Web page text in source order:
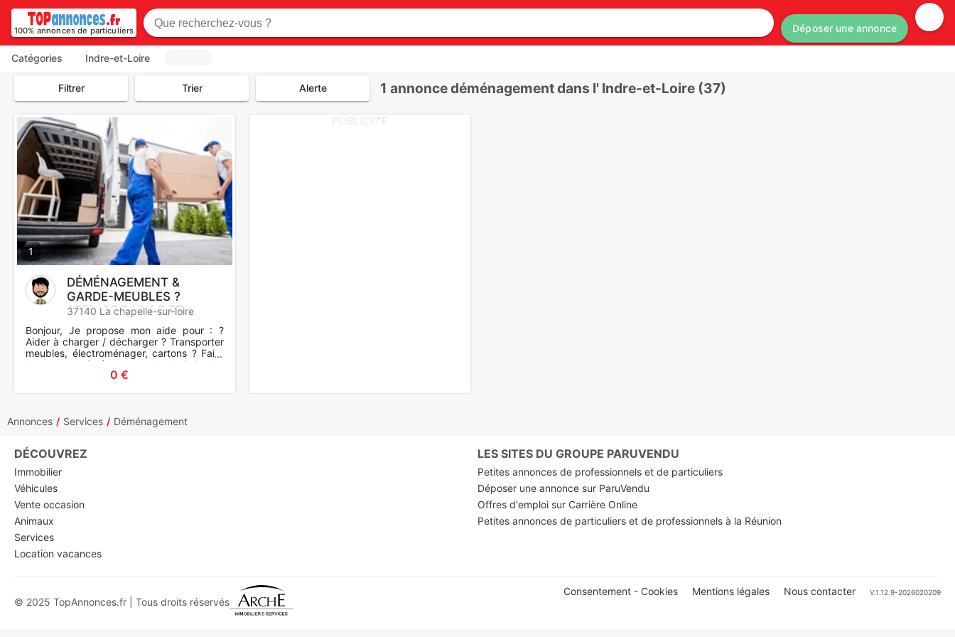
100% annonces de particuliers Déposer une annonce
Catégories Indre-et-Loire
Filtrer Trier Alerte 1 annonce déménagement dans l' Indre-et-Loire (37)
1
DÉMÉNAGEMENT &
GARDE-MEUBLES ?
SERVICE RAPIDE ET
SÉRIEUX
37140 La chapelle-sur-loire
Bonjour, Je propose mon aide pour : ?
Aider à charger / décharger ? Transporter
meubles, électroménager, cartons ? Faire
du montage / démontage simple ? Garder
0 €
PUBLICITE
Annonces Services Déménagement
DÉCOUVREZ
Immobilier
Véhicules
Vente occasion
Animaux
Services
Location vacances
LES SITES DU GROUPE PARUVENDU
Petites annonces de professionnels et de particuliers
Déposer une annonce sur ParuVendu
Offres d'emploi sur Carrière Online
Petites annonces de particuliers et de professionnels à la Réunion
© 2025 TopAnnonces.fr | Tous droits réservés
Consentement - Cookies Mentions légales Nous contacter V.1.12.9-2026020209